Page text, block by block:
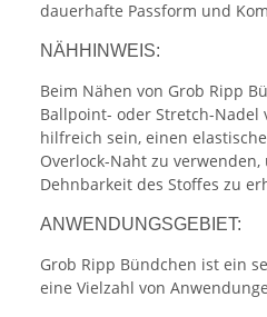
dauerhafte Passform und
NÄHHINWEIS:
Beim Nähen von Grob Ripp
Ballpoint- oder Stretch-Nadel
hilfreich sein, einen
Overlock-Naht zu
Dehnbarkeit des Stoffes zu
ANWENDUNGSGEBIET:
Grob Ripp Bündchen ist ein
eine Vielzahl von